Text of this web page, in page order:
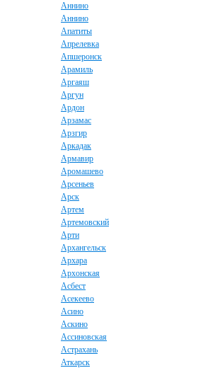
Аннино
Аннино
Апатиты
Апрелевка
Апшеронск
Арамиль
Аргаяш
Аргун
Ардон
Арзамас
Арзгир
Аркадак
Армавир
Аромашево
Арсеньев
Арск
Артем
Артемовский
Арти
Архангельск
Архара
Архонская
Асбест
Асекеево
Асино
Аскино
Ассиновская
Астрахань
Аткарск